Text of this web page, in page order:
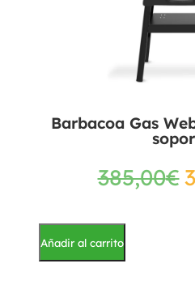
Barbacoa Gas
385,00€
Añadir al carrito